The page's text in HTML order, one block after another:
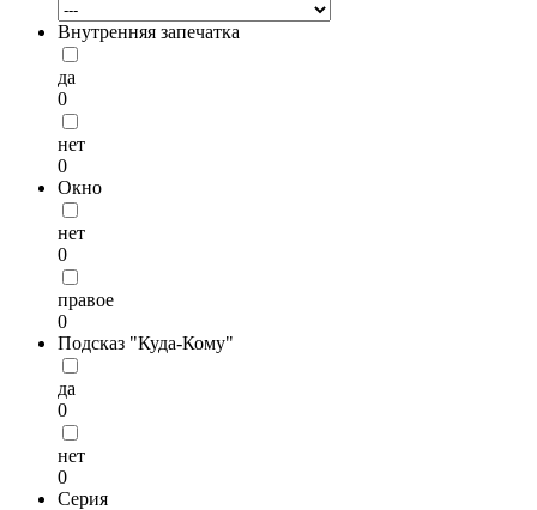
Внутренняя запечатка
да
0
нет
0
Окно
нет
0
правое
0
Подсказ "Куда-Кому"
да
0
нет
0
Серия